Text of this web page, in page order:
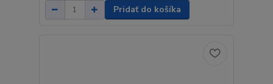
Pridať do košíka